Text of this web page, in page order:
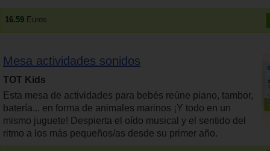
16.59 Euros
Mesa actividades sonidos
TOT Kids
Esta mesa de actividades para bebés reúne piano, tambor,
batería... en forma de animales marinos ¡Y todo en un
mismo juguete! Despierta el oído musical y el sentido del
ritmo a los más pequeños/as desde su primer año.